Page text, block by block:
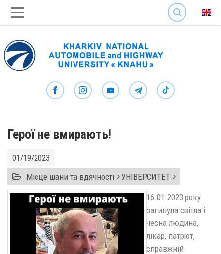
SEARCH
Герої не вмирають!
01/19/2023
Місце шани та вдячності УНІВЕРСИТЕТ
16.01.2023 року
загинула світла і
чесна людина,
лікар, патріот,
справжній